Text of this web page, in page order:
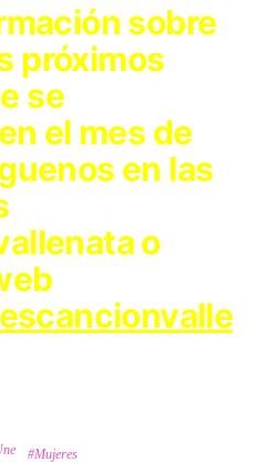
sobre
próximos
se
el mes de
en las
o
#Mujeres